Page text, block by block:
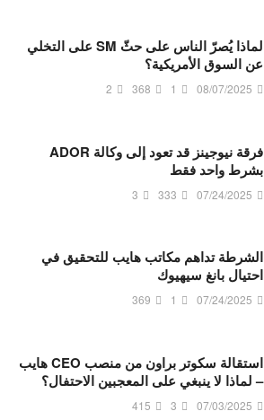
لماذا يُصرّ الناس على حثّ SM على التخلي
عن السوق الأمريكية؟
08/07/2025
1
368
2
فرقة نيوجينز قد تعود إلى وكالة ADOR
بشرط واحد فقط
07/24/2025
333
3
الشرطة تداهم مكاتب هايب للتحقيق في
احتيال بانغ سيهيوك
07/24/2025
1
369
استقالة سكوتر براون من منصب CEO هايب
– لماذا لا ينبغي على المعجبين الاحتفال؟
07/03/2025
3
415